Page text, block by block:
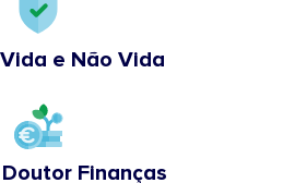
e Não Vida
Doutor Finanças